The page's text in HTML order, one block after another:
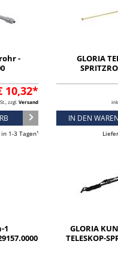
-
10,32*
zzgl. Versand
1-3 Tagen¹
GLORIA
IN DEN
1
GLORIA
TELESKOP-